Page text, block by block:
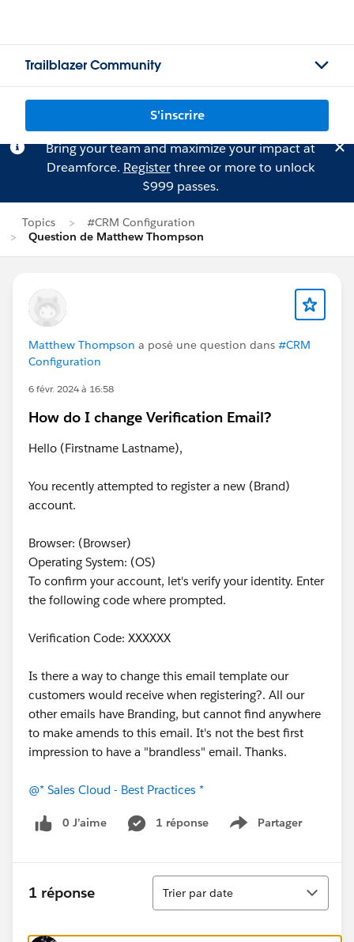
Trailblazer Community
S'inscrire
Bring your team and maximize your impact at
Dreamforce. Registerthree or more to unlock
$999 passes.
Topics
#CRM Configuration
Question de Matthew Thompson
Matthew Thompson a posé une question dans #CRM
Configuration
6 févr. 2024 à 16:58
How do I change Verification Email?
Hello (Firstname Lastname),
You recently attempted to register a new (Brand)
account.
Browser: (Browser)
Operating System: (OS)
To confirm your account, let's verify your identity. Enter
the following code where prompted.
Verification Code: XXXXXX
Is there a way to change this email template our
customers would receive when registering?. All our
other emails have Branding, but cannot find anywhere
to make amends to this email. It's not the best first
impression to have a "brandless" email. Thanks.
@* Sales Cloud - Best Practices *
0 J’aime 1 réponse Partager
Show menu
1 réponse
Tri
Trier par date